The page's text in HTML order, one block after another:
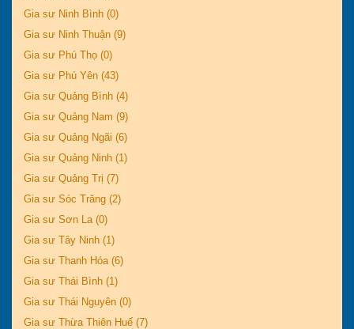
Gia sư Ninh Bình (0)
Gia sư Ninh Thuận (9)
Gia sư Phú Thọ (0)
Gia sư Phú Yên (43)
Gia sư Quảng Bình (4)
Gia sư Quảng Nam (9)
Gia sư Quảng Ngãi (6)
Gia sư Quảng Ninh (1)
Gia sư Quảng Trị (7)
Gia sư Sóc Trăng (2)
Gia sư Sơn La (0)
Gia sư Tây Ninh (1)
Gia sư Thanh Hóa (6)
Gia sư Thái Bình (1)
Gia sư Thái Nguyên (0)
Gia sư Thừa Thiên Huế (7)